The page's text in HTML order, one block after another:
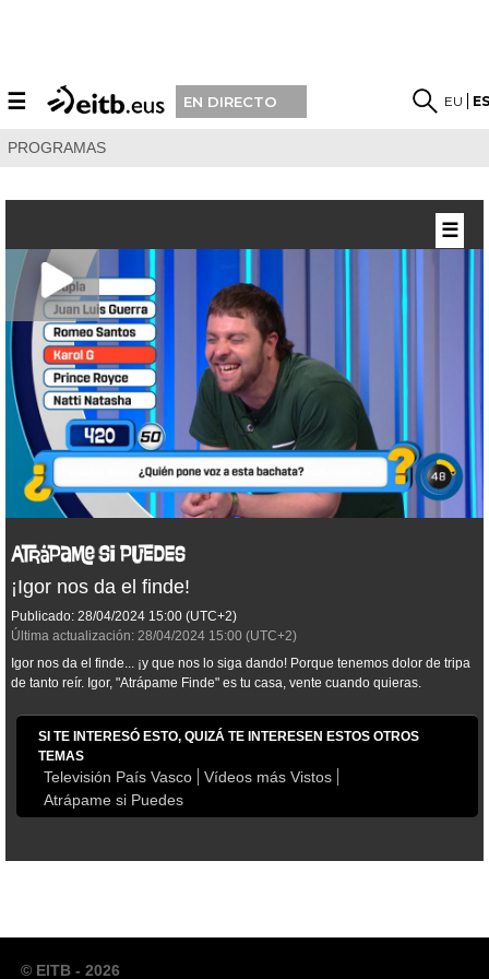
☰ EN DIRECTO EU
PROGRAMAS
¡Igor nos da el finde!
Publicado: 28/04/2024 15:00 (UTC+2)
Última actualización: 28/04/2024 15:00 (UTC+2)
Igor nos da el finde... ¡y que nos lo siga dando! Porque tenemos dolor de tripa
de tanto reír. Igor, "Atrápame Finde" es tu casa, vente cuando quieras.
SI TE INTERESÓ ESTO, QUIZÁ TE INTERESEN ESTOS OTROS
TEMAS
Televisión País Vasco
Vídeos más Vistos
Atrápame si Puedes
☰
© EITB - 2026